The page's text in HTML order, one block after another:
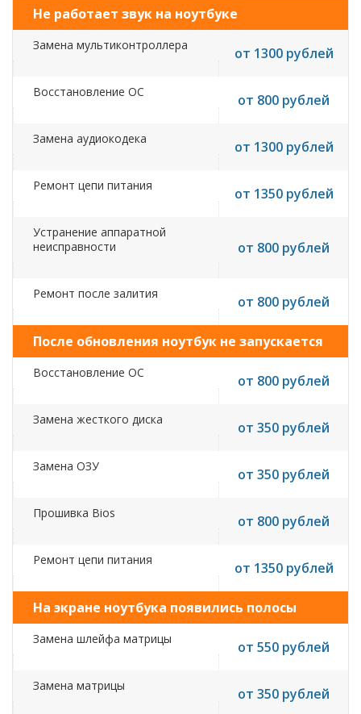
Не работает звук на ноутбуке
Замена мультиконтроллера от 1300 рублей
Восстановление ОС от 800 рублей
Замена аудиокодека от 1300 рублей
Ремонт цепи питания от 1350 рублей
Устранение аппаратной
неисправности
от 800 рублей
Ремонт после залития от 800 рублей
После обновления ноутбук не запускается
Восстановление ОС от 800 рублей
Замена жесткого диска от 350 рублей
Замена ОЗУ от 350 рублей
Прошивка Bios от 800 рублей
Ремонт цепи питания от 1350 рублей
На экране ноутбука появились полосы
Замена шлейфа матрицы от 550 рублей
Замена матрицы от 350 рублей